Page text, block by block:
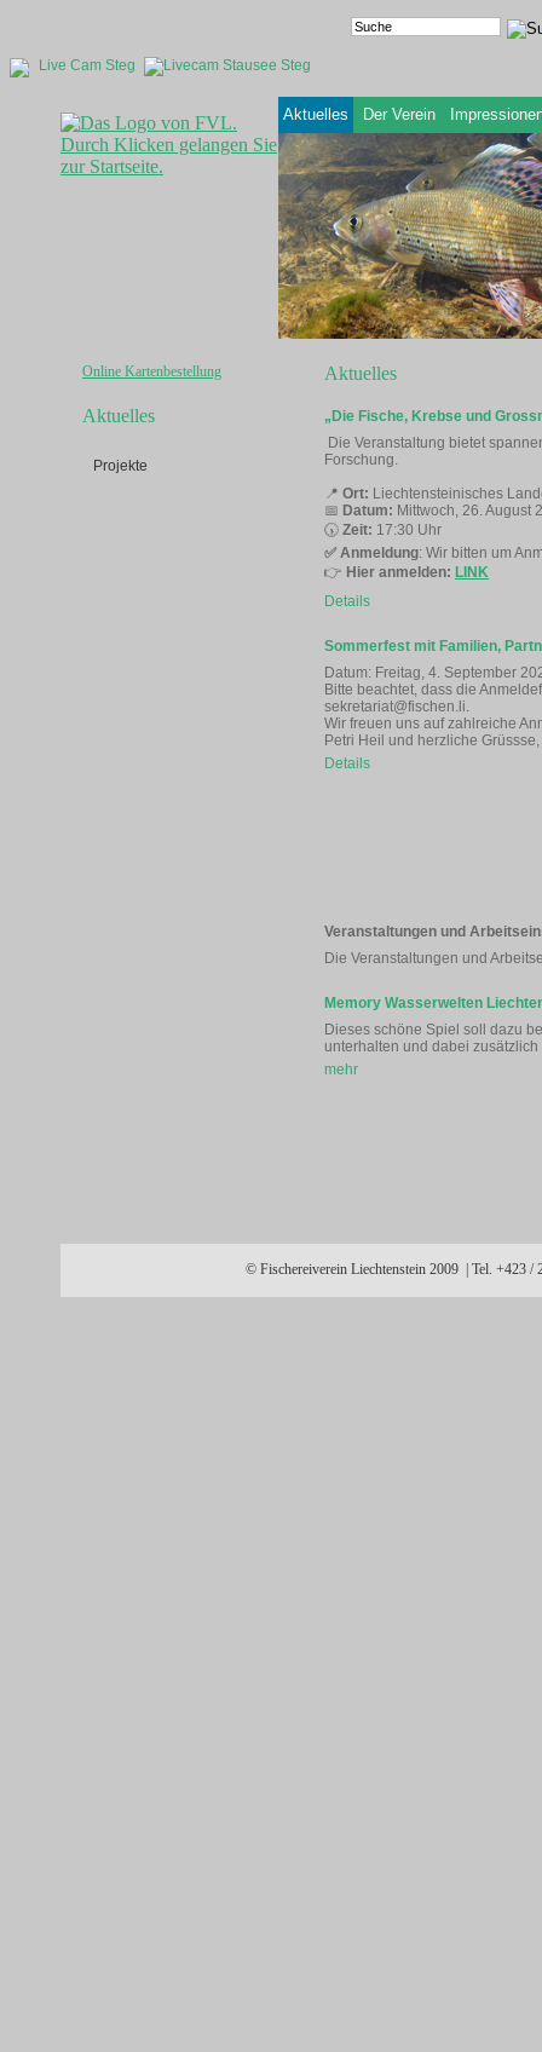
Live Cam Steg
Aktuelles Der Verein
Online Kartenbestellung
Aktuelles
Projekte
Aktuelles
„Die Fische, Krebse und
Die Veranstaltung bietet
Forschung.
📍 Ort: Liechtensteinisches
📅 Datum: Mittwoch, 26. August
🕠 Zeit: 17:30 Uhr
✅ Anmeldung: Wir bitten um
👉 Hier anmelden: LINK
Details
Sommerfest mit Familien,
Datum: Freitag, 4. September
Bitte beachtet, dass die
sekretariat@fischen.li.
Wir freuen uns auf zahlreiche
Petri Heil und herzliche
Details
Veranstaltungen und
Die Veranstaltungen und
Memory Wasserwelten
Dieses schöne Spiel soll dazu
unterhalten und dabei
mehr
© Fischereiverein Liechtenstein 2009 | Tel. +423